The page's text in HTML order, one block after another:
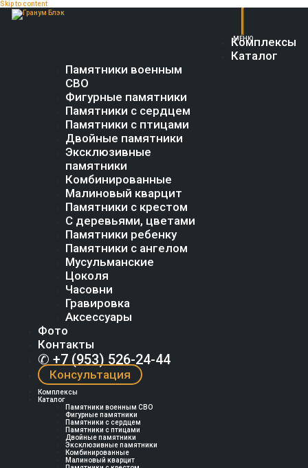
Skip to content
Комплексы
Каталог
Памятники военным
СВО
Фигурные памятники
Памятники с сердцем
Памятники с птицами
Двойные памятники
Эксклюзивные
памятники
Комбинированные
Малиновый кварцит
Памятники с крестом
С деревьями, цветами
Памятники ребенку
Памятники с ангелом
Мусульманские
Цоколя
Часовни
Гравировка
Аксессуары
Фото
Контакты
✆ +7 (953) 526-24-44
Консультация
Комплексы
Каталог
Памятники военным СВО
Фигурные памятники
Памятники с сердцем
Памятники с птицами
Двойные памятники
Эксклюзивные памятники
Комбинированные
Малиновый кварцит